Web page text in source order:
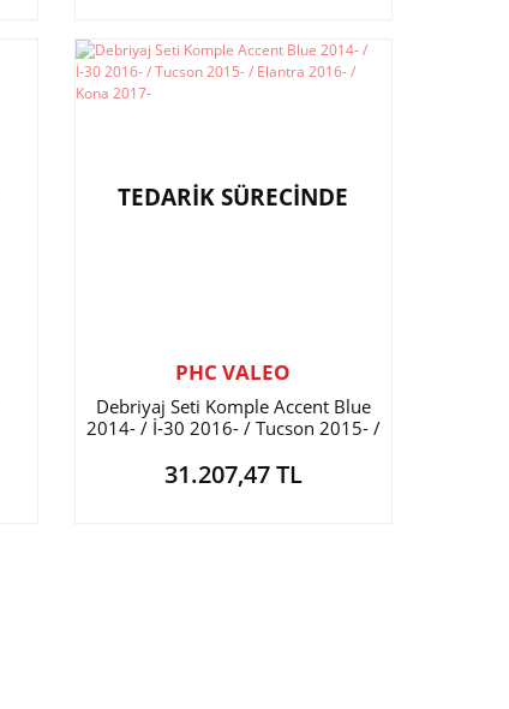
TEDARİK SÜRECİNDE
PHC VALEO
Debriyaj Seti Komple Accent Blue
2014- / İ-30 2016- / Tucson 2015- /
31.207,47 TL